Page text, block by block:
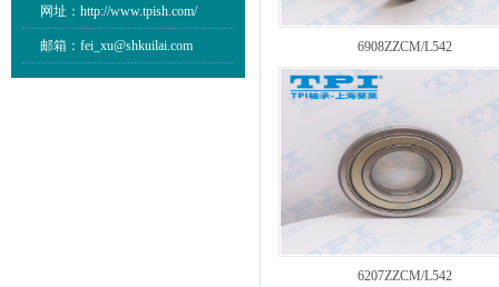
网址：http://www.tpish.com/
邮箱：fei_xu@shkuilai.com 6908ZZCM/L542
6207ZZCM/L542